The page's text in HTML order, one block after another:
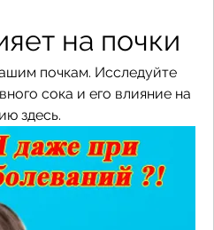
на почки
почкам. Исследуйте
сока и его влияние на
здесь.